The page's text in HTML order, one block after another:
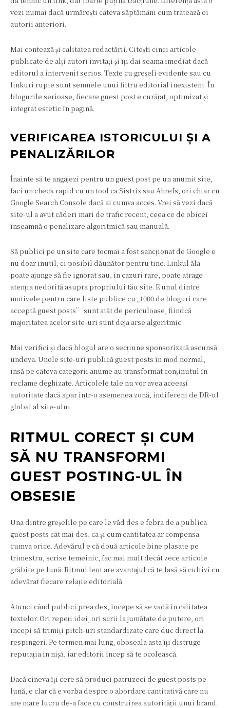
vezi numai dacă urmărești câteva săptămâni cum tratează ei
autorii anteriori.
Mai contează și calitatea redactării. Citești cinci articole
publicate de alți autori invitați și îți dai seama imediat dacă
editorul a intervenit serios. Texte cu greșeli evidente sau cu
linkuri rupte sunt semnele unui filtru editorial inexistent. În
blogurile serioase, fiecare guest post e curățat, optimizat și
integrat estetic în pagină.
VERIFICAREA ISTORICULUI ȘI A
PENALIZĂRILOR
Înainte să te angajezi pentru un guest post pe un anumit site,
faci un check rapid cu un tool ca Sistrix sau Ahrefs, ori chiar cu
Google Search Console dacă ai cumva acces. Vrei să vezi dacă
site-ul a avut căderi mari de trafic recent, ceea ce de obicei
înseamnă o penalizare algoritmică sau manuală.
Să publici pe un site care tocmai a fost sancționat de Google e
nu doar inutil, ci posibil dăunător pentru tine. Linkul ăla
poate ajunge să fie ignorat sau, în cazuri rare, poate atrage
atenția nedorită asupra propriului tău site. E unul dintre
motivele pentru care liste publice cu „1000 de bloguri care
acceptă guest posts” sunt atât de periculoase, fiindcă
majoritatea acelor site-uri sunt deja arse algoritmic.
Mai verifici și dacă blogul are o secțiune sponsorizată ascunsă
undeva. Unele site-uri publică guest posts în mod normal,
însă pe câteva categorii anume au transformat conținutul în
reclame deghizate. Articolele tale nu vor avea aceeași
autoritate dacă apar într-o asemenea zonă, indiferent de DR-ul
global al site-ului.
RITMUL CORECT ȘI CUM
SĂ NU TRANSFORMI
GUEST POSTING-UL ÎN
OBSESIE
Una dintre greșelile pe care le văd des e febra de a publica
guest posts cât mai des, ca și cum cantitatea ar compensa
cumva orice. Adevărul e că două articole bine plasate pe
trimestru, scrise temeinic, fac mai mult decât zece articole
grăbite pe lună. Ritmul lent are avantajul că te lasă să cultivi cu
adevărat fiecare relație editorială.
Atunci când publici prea des, începe să se vadă în calitatea
textelor. Ori repeți idei, ori scrii la jumătate de putere, ori
începi să trimiți pitch-uri standardizate care duc direct la
respingeri. Pe termen mai lung, oboseala asta îți distruge
reputația în nișă, iar editorii încep să te ocolească.
Dacă cineva îți cere să produci patruzeci de guest posts pe
lună, e clar că e vorba despre o abordare cantitativă care nu
are mare lucru de-a face cu construirea autorității unui brand.